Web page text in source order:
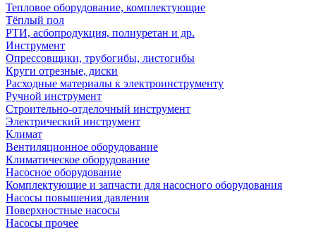
Тепловое оборудование, комплектующие
Тёплый пол
РТИ, асбопродукция, полиуретан и др.
Инструмент
Опрессовщики, трубогибы, листогибы
Круги отрезные, диски
Расходные материалы к электроинструменту
Ручной инструмент
Строительно-отделочный инструмент
Электрический инструмент
Климат
Вентиляционное оборудование
Климатическое оборудование
Насосное оборудование
Комплектующие и запчасти для насосного оборудования
Насосы повышения давления
Поверхностные насосы
Насосы прочее